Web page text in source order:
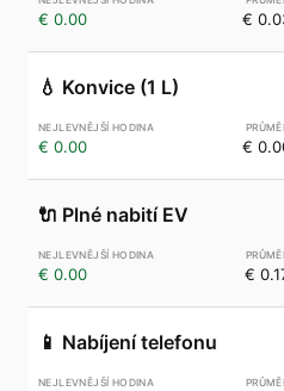
€ 0.00 €
💧 Konvice (1 L)
€ 0.00 €
🔌 Plné nabití EV
€ 0.00 €
📱 Nabíjení telefonu